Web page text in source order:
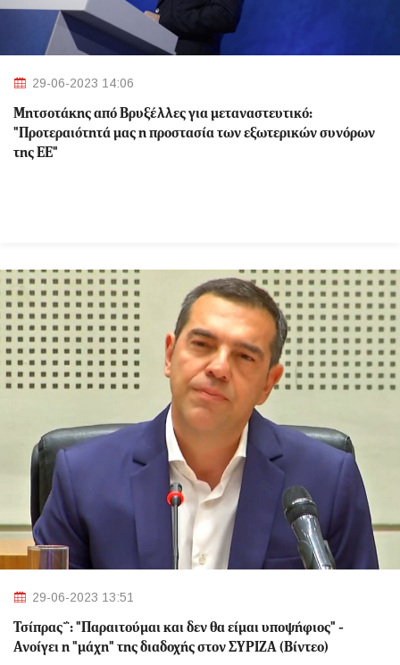
29-06-2023 14:06
Μητσοτάκης από Βρυξέλλες για μεταναστευτικό:
"Προτεραιότητά μας η προστασία των εξωτερικών συνόρων
της ΕΕ"
29-06-2023 13:51
Τσίπρας΅: "Παραιτούμαι και δεν θα είμαι υποψήφιος" -
Ανοίγει η "μάχη" της διαδοχής στον ΣΥΡΙΖΑ (Βίντεο)